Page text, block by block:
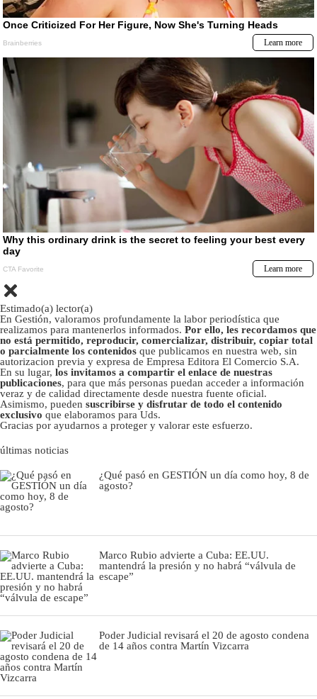
Estimado(a) lector(a)
En Gestión, valoramos profundamente la labor periodística que
realizamos para mantenerlos informados. Por ello, les recordamos que
no está permitido, reproducir, comercializar, distribuir, copiar total
o parcialmente los contenidos que publicamos en nuestra web, sin
autorizacion previa y expresa de Empresa Editora El Comercio S.A.
En su lugar, los invitamos a compartir el enlace de nuestras
publicaciones, para que más personas puedan acceder a información
veraz y de calidad directamente desde nuestra fuente oficial.
Asimismo, pueden suscribirse y disfrutar de todo el contenido
exclusivo que elaboramos para Uds.
Gracias por ayudarnos a proteger y valorar este esfuerzo.
últimas noticias
¿Qué pasó en GESTIÓN un día como hoy, 8 de
agosto?
Marco Rubio advierte a Cuba: EE.UU.
mantendrá la presión y no habrá “válvula de
escape”
Poder Judicial revisará el 20 de agosto condena
de 14 años contra Martín Vizcarra